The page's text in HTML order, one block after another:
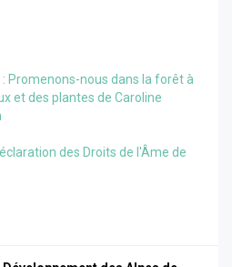
Promenons-nous dans la forêt à
et des plantes de Caroline
des Droits de l'Âme de